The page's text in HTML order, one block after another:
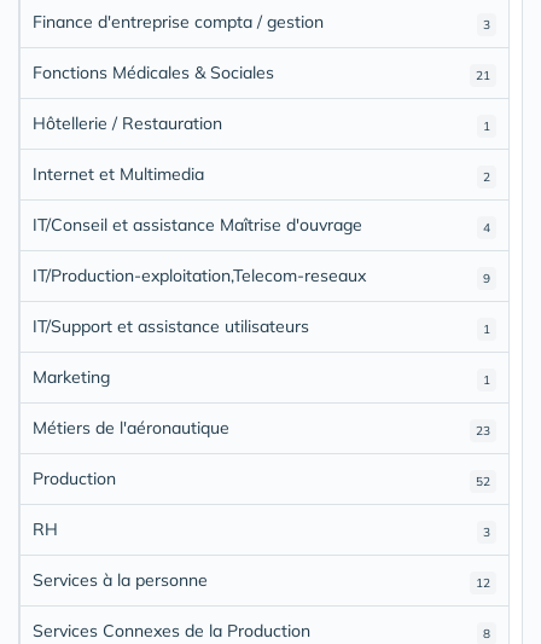
3
Finance d'entreprise compta / gestion
21
Fonctions Médicales & Sociales
1
Hôtellerie / Restauration
2
Internet et Multimedia
4
IT/Conseil et assistance Maîtrise d'ouvrage
9
IT/Production-exploitation,Telecom-reseaux
1
IT/Support et assistance utilisateurs
1
Marketing
23
Métiers de l'aéronautique
52
Production
3
RH
12
Services à la personne
8
Services Connexes de la Production